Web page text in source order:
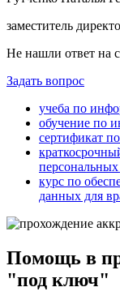
заместитель
Не нашли ответ на
Задать вопрос
учеба по
обучение по
сертификат
курс по
данных для
Помощь в
"под ключ"